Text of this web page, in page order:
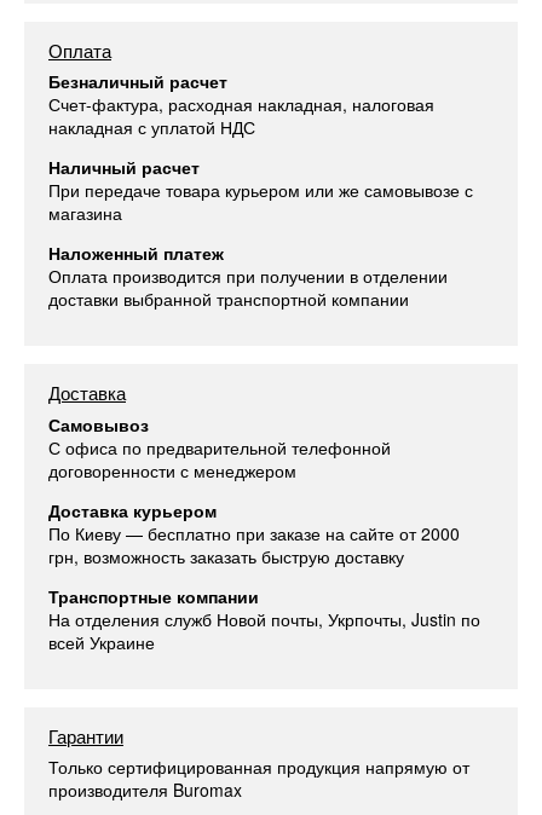
Оплата
Безналичный расчет
Счет-фактура, расходная накладная, налоговая
накладная с уплатой НДС
Наличный расчет
При передаче товара курьером или же самовывозе с
магазина
Наложенный платеж
Оплата производится при получении в отделении
доставки выбранной транспортной компании
Доставка
Самовывоз
С офиса по предварительной телефонной
договоренности с менеджером
Доставка курьером
По Киеву — бесплатно при заказе на сайте от 2000
грн, возможность заказать быструю доставку
Транспортные компании
На отделения служб Новой почты, Укрпочты, Justin по
всей Украине
Гарантии
Только сертифицированная продукция напрямую от
производителя Buromax